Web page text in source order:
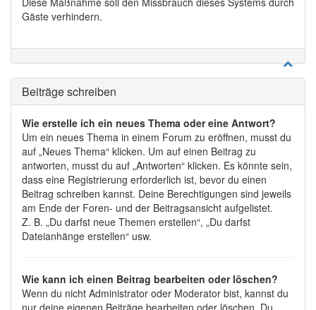
Gäste verhindern.
Beiträge schreiben
Wie erstelle ich ein neues Thema oder eine Antwort?
Um ein neues Thema in einem Forum zu eröffnen, musst du
auf „Neues Thema“ klicken. Um auf einen Beitrag zu
antworten, musst du auf „Antworten“ klicken. Es könnte sein,
dass eine Registrierung erforderlich ist, bevor du einen
Beitrag schreiben kannst. Deine Berechtigungen sind jeweils
am Ende der Foren- und der Beitragsansicht aufgelistet.
Z. B. „Du darfst neue Themen erstellen“, „Du darfst
Dateianhänge erstellen“ usw.
Wie kann ich einen Beitrag bearbeiten oder löschen?
Wenn du nicht Administrator oder Moderator bist, kannst du
nur deine eigenen Beiträge bearbeiten oder löschen. Du